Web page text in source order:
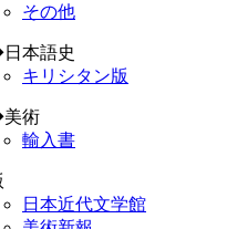
その他
本語史
キリシタン版
術
輸入書
日本近代文学館